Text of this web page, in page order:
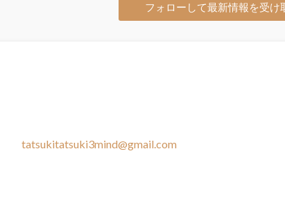
フォローして最新情報を受け
tatsukitatsuki3mind@gmail.com